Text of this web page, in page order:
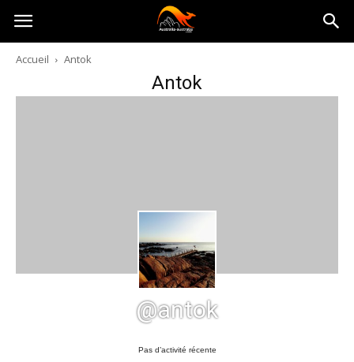
Australia-
australie.com
Accueil Antok
Antok
@antok
Pas d’activité récente